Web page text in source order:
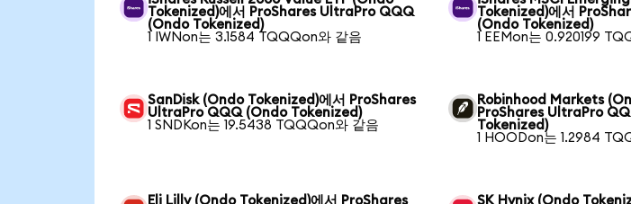
Tokenized)에서 ProShares UltraPro QQQ
(Ondo Tokenized)
1 IWNon는 3.1584 TQQQon와 같음
Tokenized)에서
(Ondo Tokenized)
1 EEMon는 0.920199
SanDisk (Ondo Tokenized)에서 ProShares
UltraPro QQQ (Ondo Tokenized)
1 SNDKon는 19.5438 TQQQon와 같음
Robinhood Markets
ProShares UltraPro
Tokenized)
1 HOODon는 1.2984
Eli Lilly (Ondo Tokenized)에서 ProShares
SK Hynix (Ondo